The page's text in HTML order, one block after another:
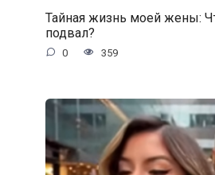
Тайная жизнь моей жены:
подвал?
0 359